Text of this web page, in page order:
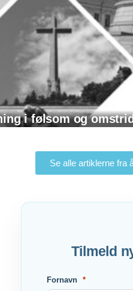
i følsom og
Se alle artiklerne fra
Tilmeld
Fornavn